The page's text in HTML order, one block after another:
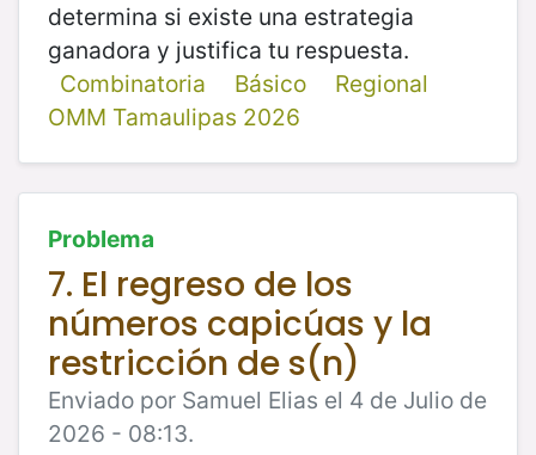
determina si existe una estrategia
ganadora y justifica tu respuesta.
Combinatoria
Básico
Regional
OMM Tamaulipas 2026
Problema
7. El regreso de los
números capicúas y la
restricción de s(n)
Enviado por Samuel Elias el 4 de Julio de
2026 - 08:13.